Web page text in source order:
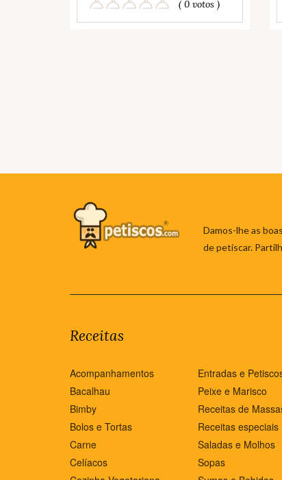
( 0 votos )
Damos-lhe as
de petiscar.
Receitas
Acompanhamentos
Bacalhau
Bimby
Bolos e Tortas
Carne
Celíacos
Entradas e
Peixe e Marisco
Receitas de
Receitas especiais
Saladas e Molhos
Sopas